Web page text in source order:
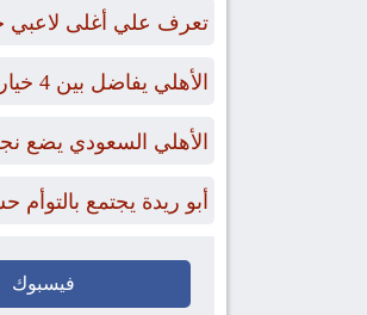
تعرف علي أغلى لاعبي خط
الأهلي يفاضل بين 4 خيارات لتعويض رحيل “بن رمضان”
الأهلي السعودي يضع
أبو ريدة يجتمع
فيسبوك